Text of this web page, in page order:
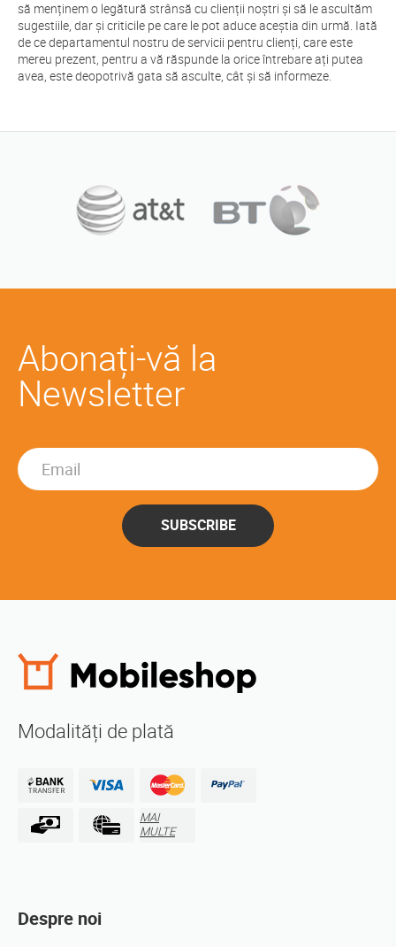
să menținem o legătură strânsă cu clienții noștri și să le ascultăm
sugestiile, dar și criticile pe care le pot aduce aceștia din urmă. Iată
de ce departamentul nostru de servicii pentru clienți, care este
mereu prezent, pentru a vă răspunde la orice întrebare ați putea
avea, este deopotrivă gata să asculte, cât și să informeze.
Abonați-vă la
Newsletter
SUBSCRIBE
Modalități de plată
MAI
MULTE
Despre noi